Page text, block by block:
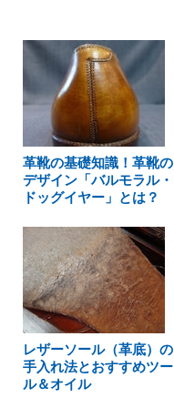
革靴の基礎知識！革靴の
デザイン「バルモラル・
ドッグイヤー」とは？
レザーソール（革底）の
手入れ法とおすすめツー
ル＆オイル